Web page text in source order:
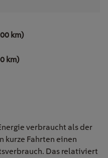
verbraucht als der
kurze Fahrten einen
Das relativiert